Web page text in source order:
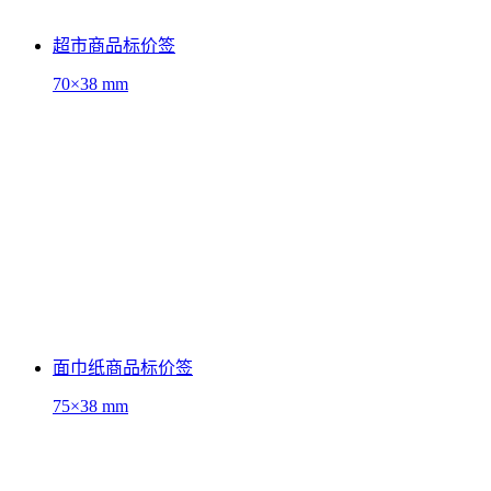
超市商品标价签
70×38 mm
面巾纸商品标价签
75×38 mm